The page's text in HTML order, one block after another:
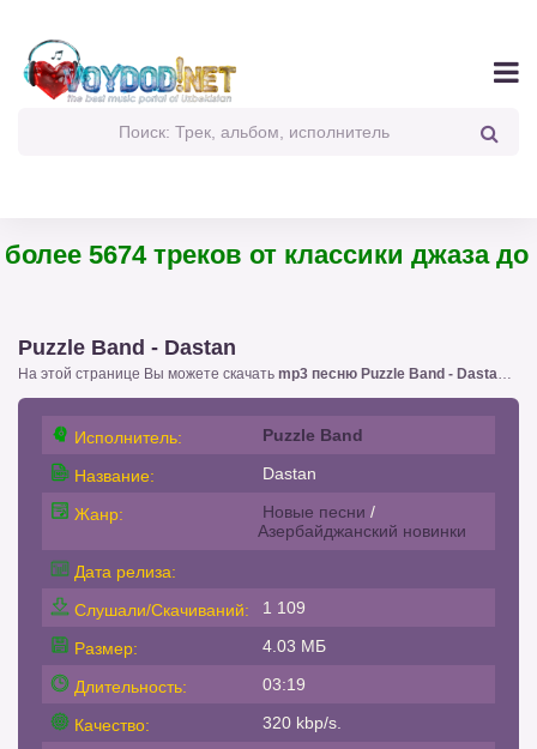
5674 треков от классики джаза до
Puzzle Band - Dastan
На этой странице Вы можете скачать mp3 песню Puzzle Band - Dastan
Исполнитель: Puzzle Band
Название: Dastan
Жанр: Новые песни /
Азербайджанский новинки
Дата релиза:
Слушали/Скачиваний:
1 109
Размер: 4.03 МБ
Длительность: 03:19
Качество: 320 kbp/s.